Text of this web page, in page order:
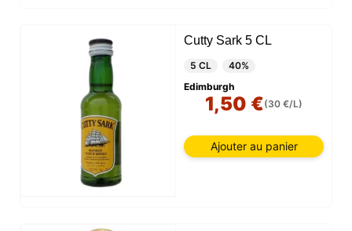
Cutty Sark 5 CL
5 CL
40%
Edimburgh
1,50 €(30 €/L)
Ajouter au panier